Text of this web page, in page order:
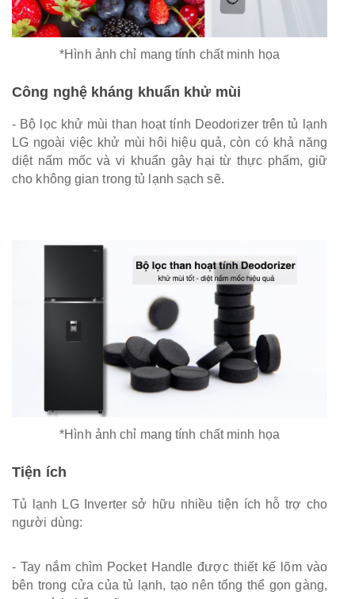
*Hình ảnh chỉ mang tính chất minh họa
Công nghệ kháng khuẩn khử mùi
- Bộ lọc khử mùi than hoạt tính Deodorizer trên tủ lạnh
LG ngoài việc khử mùi hôi hiệu quả, còn có khả năng
diệt nấm mốc và vi khuẩn gây hại từ thực phẩm, giữ
cho không gian trong tủ lạnh sạch sẽ.
*Hình ảnh chỉ mang tính chất minh họa
Tiện ích
Tủ lạnh LG Inverter sở hữu nhiều tiện ích hỗ trợ cho
người dùng:
- Tay nắm chìm Pocket Handle được thiết kế lõm vào
bên trong cửa của tủ lạnh, tạo nên tổng thể gọn gàng,